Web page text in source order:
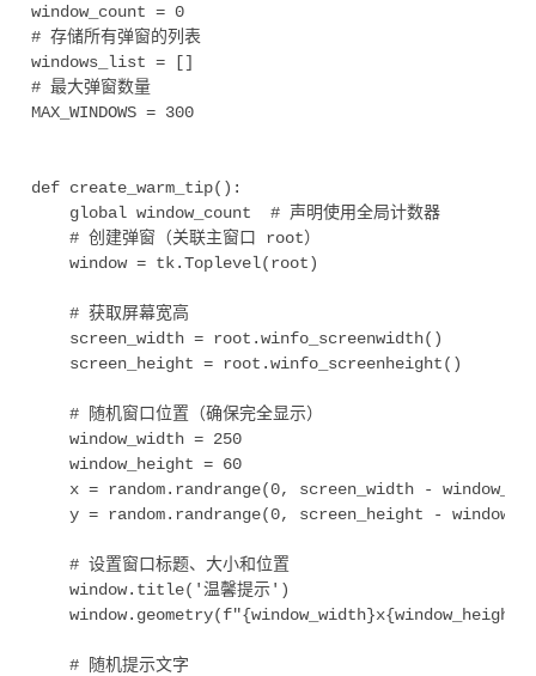
window_count = 0
# 存储所有弹窗的列表
windows_list = []
# 最大弹窗数量
MAX_WINDOWS = 300
def create_warm_tip():
    global window_count  # 声明使用全局计数器
    # 创建弹窗（关联主窗口 root）
    window = tk.Toplevel(root)
    # 获取屏幕宽高
    screen_width = root.winfo_screenwidth()
    screen_height = root.winfo_screenheight()
    # 随机窗口位置（确保完全显示）
    window_width = 250
    window_height = 60
x = random.randrange(0, screen_width -
y = random.randrange(0, screen_height -
    # 设置窗口标题、大小和位置
    window.title('温馨提示')
    # 随机提示文字